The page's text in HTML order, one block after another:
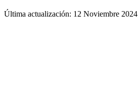
Última actualización: 12 Noviembre 2024